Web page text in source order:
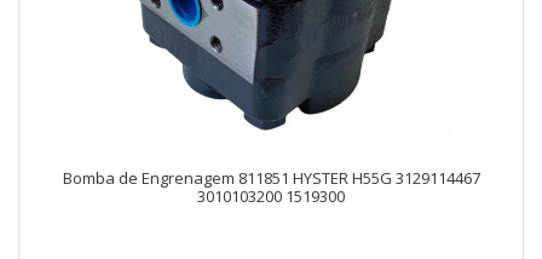
Bomba de Engrenagem 811851 HYSTER H55G 3129114467
3010103200 1519300